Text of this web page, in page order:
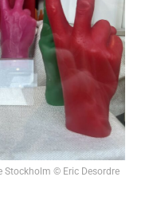
Stockholm © Eric Desordre